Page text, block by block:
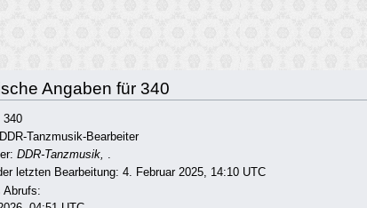
Angaben für 340
340
Tanzmusik-Bearbeiter
DDR-Tanzmusik, .
letzten Bearbeitung: 4. Februar 2025, 14:10 UTC
Abrufs: